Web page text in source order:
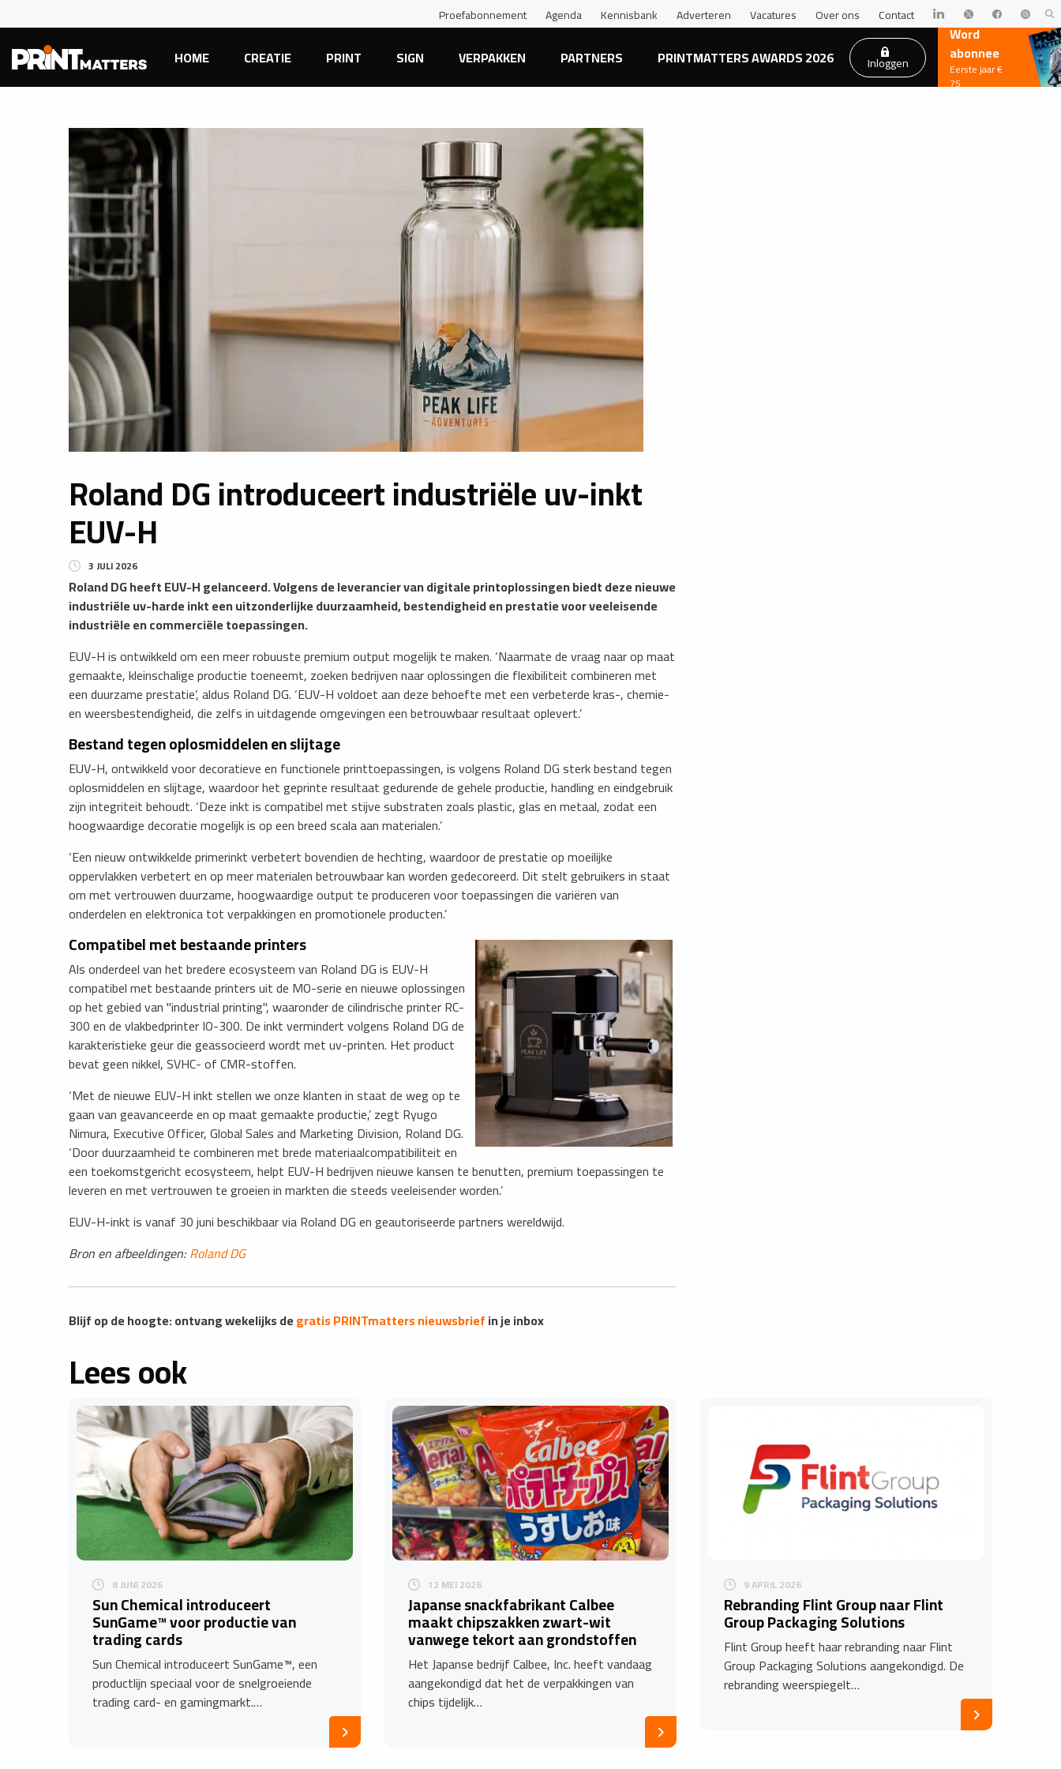
Proefabonnement Agenda Kennisbank Adverteren Vacatures Over ons Contact
HOME CREATIE PRINT SIGN VERPAKKEN PARTNERS PRINTMATTERS AWARDS 2026 Inloggen
Word
abonnee
Eerste jaar €
75
Roland DG introduceert industriële uv-inkt
EUV-H
3 JULI 2026
​Roland DG heeft EUV-H gelanceerd. Volgens de leverancier van digitale printoplossingen biedt deze nieuwe
industriële uv-harde inkt een uitzonderlijke duurzaamheid, bestendigheid en prestatie voor veeleisende
industriële en commerciële toepassingen.
EUV-H is ontwikkeld om een meer robuuste premium output mogelijk te maken. ‘Naarmate de vraag naar op maat
gemaakte, kleinschalige productie toeneemt, zoeken bedrijven naar oplossingen die flexibiliteit combineren met
een duurzame prestatie’, aldus Roland DG. ‘EUV-H voldoet aan deze behoefte met een verbeterde kras-, chemie-
en weersbestendigheid, die zelfs in uitdagende omgevingen een betrouwbaar resultaat oplevert.’
Bestand tegen oplosmiddelen en slijtage
EUV-H, ontwikkeld voor decoratieve en functionele printtoepassingen, is volgens Roland DG sterk bestand tegen
oplosmiddelen en slijtage, waardoor het geprinte resultaat gedurende de gehele productie, handling en eindgebruik
zijn integriteit behoudt. ‘Deze inkt is compatibel met stijve substraten zoals plastic, glas en metaal, zodat een
hoogwaardige decoratie mogelijk is op een breed scala aan materialen.’
‘Een nieuw ontwikkelde primerinkt verbetert bovendien de hechting, waardoor de prestatie op moeilijke
oppervlakken verbetert en op meer materialen betrouwbaar kan worden gedecoreerd. Dit stelt gebruikers in staat
om met vertrouwen duurzame, hoogwaardige output te produceren voor toepassingen die variëren van
onderdelen en elektronica tot verpakkingen en promotionele producten.’
Compatibel met bestaande printers
Als onderdeel van het bredere ecosysteem van Roland DG is EUV-H
compatibel met bestaande printers uit de MO-serie en nieuwe oplossingen
op het gebied van "industrial printing", waaronder de cilindrische printer RC-
300 en de vlakbedprinter IO-300. De inkt vermindert volgens Roland DG de
karakteristieke geur die geassocieerd wordt met uv-printen. Het product
bevat geen nikkel, SVHC- of CMR-stoffen.
‘Met de nieuwe EUV-H inkt stellen we onze klanten in staat de weg op te
gaan van geavanceerde en op maat gemaakte productie,’ zegt Ryugo
Nimura, Executive Officer, Global Sales and Marketing Division, Roland DG.
‘Door duurzaamheid te combineren met brede materiaalcompatibiliteit en
een toekomstgericht ecosysteem, helpt EUV-H bedrijven nieuwe kansen te benutten, premium toepassingen te
leveren en met vertrouwen te groeien in markten die steeds veeleisender worden.’
EUV-H-inkt is vanaf 30 juni beschikbaar via Roland DG en geautoriseerde partners wereldwijd.
Bron en afbeeldingen:Roland DG
Blijf op de hoogte: ontvang wekelijks degratis PRINTmatters nieuwsbriefin je inbox
Lees ook
8 JUNI 2026
Sun Chemical introduceert
SunGame™ voor productie van
trading cards
Sun Chemical introduceert SunGame™, een
productlijn speciaal voor de snelgroeiende
trading card- en gamingmarkt.…
12 MEI 2026
Japanse snackfabrikant Calbee
maakt chipszakken zwart-wit
vanwege tekort aan grondstoffen
Het Japanse bedrijf Calbee, Inc. heeft vandaag
aangekondigd dat het de verpakkingen van
chips tijdelijk…
9 APRIL 2026
Rebranding Flint Group naar Flint
Group Packaging Solutions
Flint Group heeft haar rebranding naar Flint
Group Packaging Solutions aangekondigd. De
rebranding weerspiegelt…